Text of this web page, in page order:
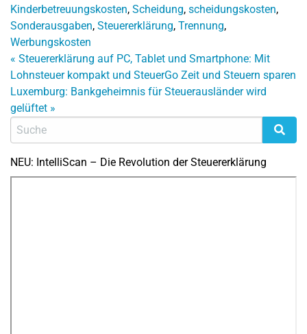
Kinderbetreuungskosten, Scheidung, scheidungskosten,
Sonderausgaben, Steuererklärung, Trennung,
Werbungskosten
« Steuererklärung auf PC, Tablet und Smartphone: Mit
Lohnsteuer kompakt und SteuerGo Zeit und Steuern sparen
Luxemburg: Bankgeheimnis für Steuerausländer wird
gelüftet »
NEU: IntelliScan – Die Revolution der Steuererklärung